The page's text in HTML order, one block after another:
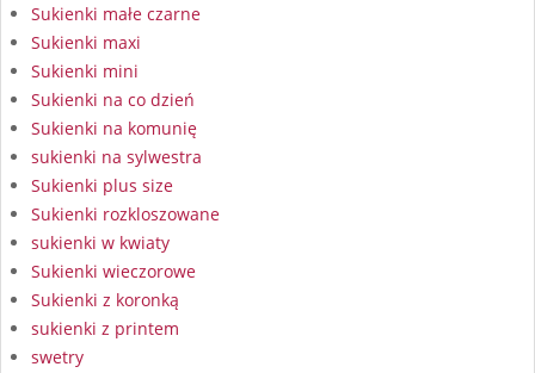
Sukienki małe czarne
Sukienki maxi
Sukienki mini
Sukienki na co dzień
Sukienki na komunię
sukienki na sylwestra
Sukienki plus size
Sukienki rozkloszowane
sukienki w kwiaty
Sukienki wieczorowe
Sukienki z koronką
sukienki z printem
swetry